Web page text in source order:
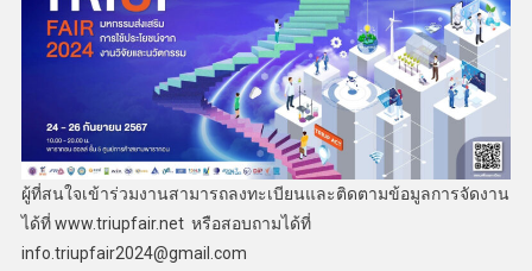
ผู้ที่สนใจเข้าร่วมงานสามารถลงทะเบียนและติดตามข้อมูลการจัดงาน
ได้ที่ www.triupfair.net หรือสอบถามได้ที่
info.triupfair2024@gmail.com